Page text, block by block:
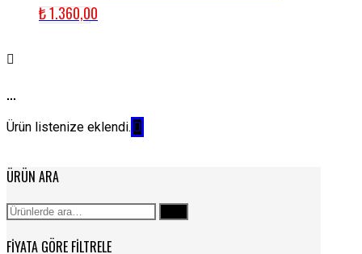
₺1.360,00
...
Ürün listenize eklendi.
ÜRÜN ARA
Ara:
FIYATA GÖRE FILTRELE